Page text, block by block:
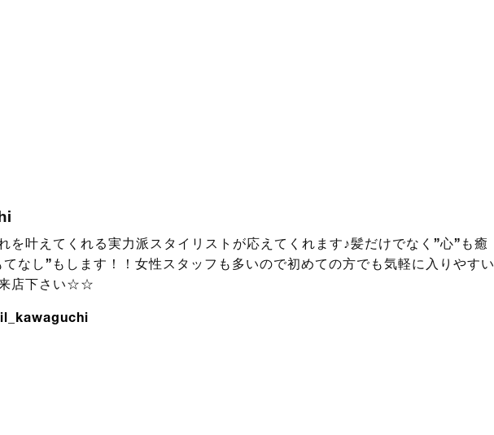
を叶えてくれる実力派スタイリストが応えてくれます♪髪だけでなく”心”も癒
なし”もします！！女性スタッフも多いので初めての方でも気軽に入りやすい
来店下さい☆☆